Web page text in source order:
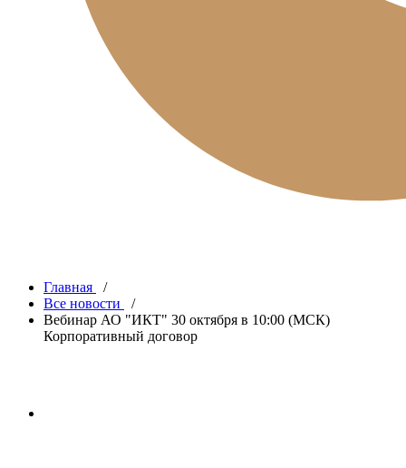
Главная
/
Все новости
/
Вебинар АО "ИКТ" 30 октября в 10:00 (МСК)
Корпоративный договор